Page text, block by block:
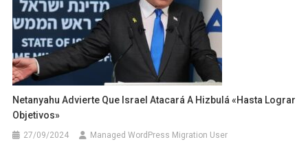
Netanyahu Advierte Que Israel Atacará A Hizbulá «hasta Lograr
Objetivos»
27/09/2024 Managed WordPress Migration User